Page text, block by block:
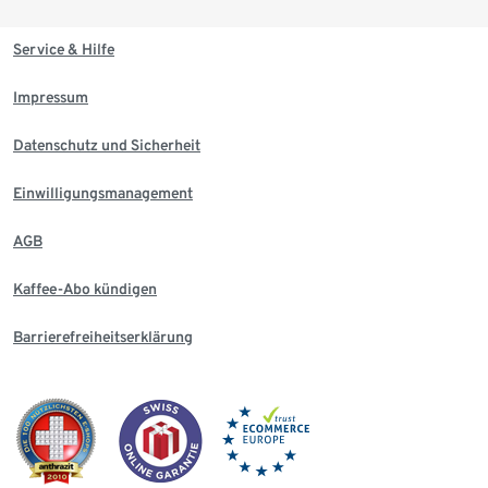
Service & Hilfe
Impressum
Datenschutz und Sicherheit
Einwilligungsmanagement
AGB
Kaffee-Abo kündigen
Barrierefreiheitserklärung